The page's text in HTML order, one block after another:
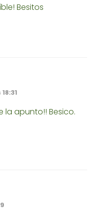
Besitos
la apunto!! Besico.